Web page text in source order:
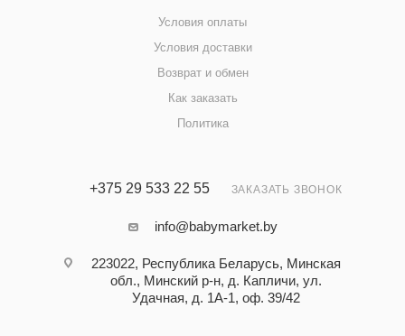
Условия оплаты
Условия доставки
Возврат и обмен
Как заказать
Политика
+375 29 533 22 55 ЗАКАЗАТЬ ЗВОНОК
info@babymarket.by
223022, Республика Беларусь, Минская
обл., Минский р-н, д. Капличи, ул.
Удачная, д. 1А-1, оф. 39/42